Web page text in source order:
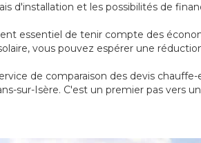
d'installation et les possibilités de
essentiel de tenir compte des
vous pouvez espérer une
de comparaison des devis
sur-Isère. C'est un premier pas vers